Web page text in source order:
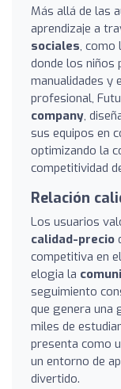
Más allá de las
aprendizaje a
sociales, como
donde los niños
manualidades y
profesional,
company,
sus equipos en
optimizando la
competitividad
Relación
Los usuarios
calidad-precio
competitiva en
elogia la
seguimiento
que genera una
miles de
presenta como
un entorno de
divertido.